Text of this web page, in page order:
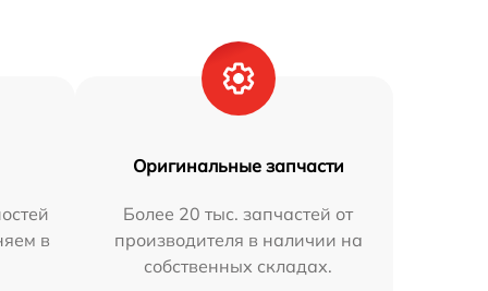
в
Оригинальные запчасти
Более 20 тыс. запчастей от
производителя в наличии на
собственных складах.